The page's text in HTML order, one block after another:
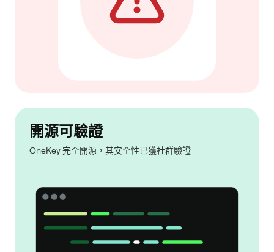
開源可驗證
OneKey 完全開源，其安全性已獲社群驗證